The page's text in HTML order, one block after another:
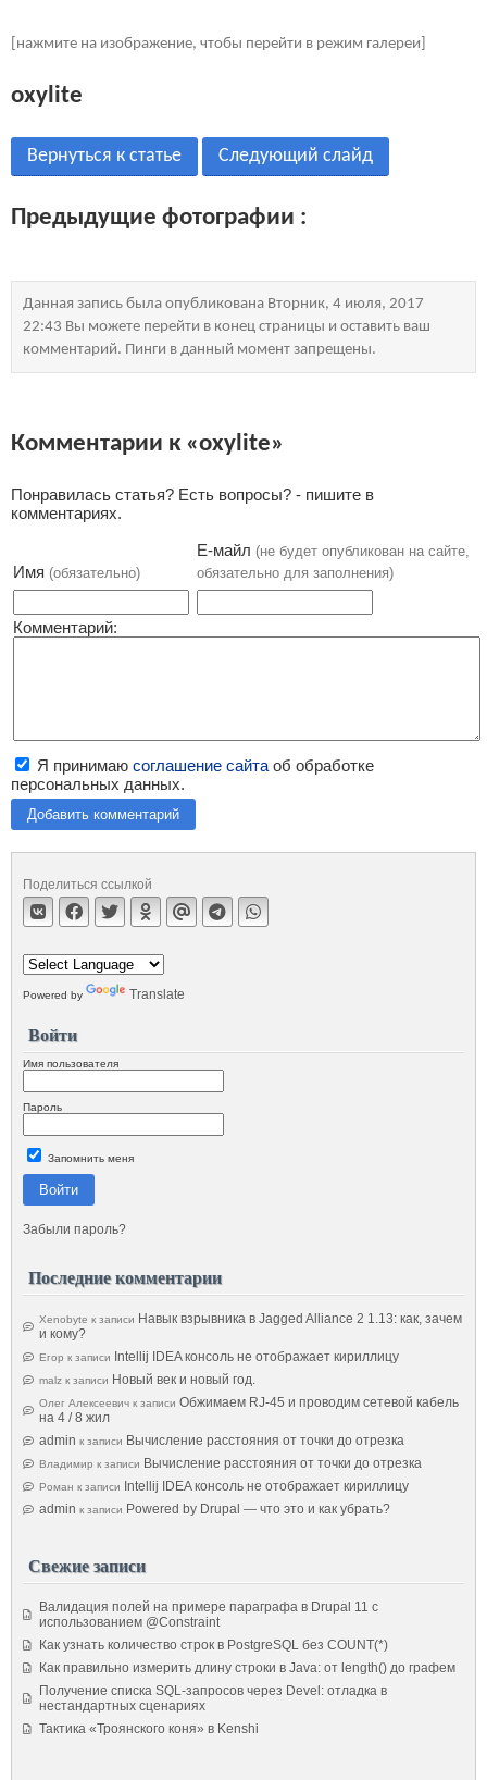
[нажмите на изображение, чтобы перейти в режим галереи]
oxylite
Вернуться к статье Следующий слайд
Предыдущие фотографии :
Данная запись была опубликована Вторник, 4 июля, 2017
22:43 Вы можете перейти в конец страницы и оставить ваш
комментарий. Пинги в данный момент запрещены.
Комментарии к «oxylite»
Понравилась статья? Есть вопросы? - пишите в
комментариях.
Имя (обязательно)
Е-майл (не будет опубликован на сайте,
обязательно для заполнения)
Комментарий:
Я принимаю соглашение сайта об обработке
персональных данных.
Добавить комментарий
Поделиться ссылкой
Powered by Translate
Войти
Имя пользователя
Пароль
Запомнить меня
Войти
Забыли пароль?
Последние комментарии
Xenobyte к записи Навык взрывника в Jagged Alliance 2 1.13: как, зачем
и кому?
Егор к записи Intellij IDEA консоль не отображает кириллицу
malz к записи Новый век и новый год.
Олег Алексеевич к записи Обжимаем RJ-45 и проводим сетевой кабель
на 4 / 8 жил
admin к записи Вычисление расстояния от точки до отрезка
Владимир к записи Вычисление расстояния от точки до отрезка
Роман к записи Intellij IDEA консоль не отображает кириллицу
admin к записи Powered by Drupal — что это и как убрать?
Свежие записи
Валидация полей на примере параграфа в Drupal 11 с
использованием @Constraint
Как узнать количество строк в PostgreSQL без COUNT(*)
Как правильно измерить длину строки в Java: от length() до графем
Получение списка SQL-запросов через Devel: отладка в
нестандартных сценариях
Тактика «Троянского коня» в Kenshi